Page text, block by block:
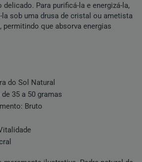
delicado. Para purificá-la e energizá-la,
sob uma drusa de cristal ou ametista
permitindo que absorva energias
do Sol Natural
35 a 50 gramas
Bruto